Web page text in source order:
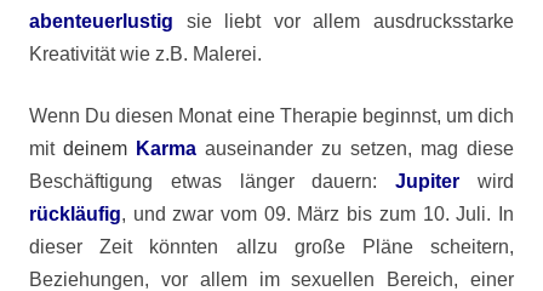
abenteuerlustig sie liebt vor allem ausdrucksstarke
Kreativität wie z.B. Malerei.
Wenn Du diesen Monat eine Therapie beginnst, um dich
mit deinem Karma auseinander zu setzen, mag diese
Beschäftigung etwas länger dauern:Jupiter wird
rückläufig, und zwar vom 09. März bis zum 10. Juli. In
dieser Zeit könnten allzu große Pläne scheitern,
Beziehungen, vor allem im sexuellen Bereich, einer